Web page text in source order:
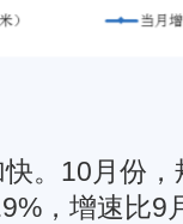
。10月份
，增速比9